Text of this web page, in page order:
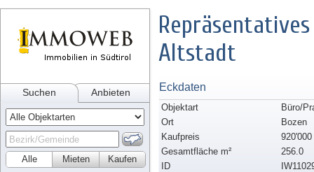
Suchen Anbieten
Alle Kaufen
Mieten
Altstadt
Eckdaten
Objektart
Büro/
Ort
Bozen
Kaufpreis
920'000
Gesamtfläche m²
256.0
ID